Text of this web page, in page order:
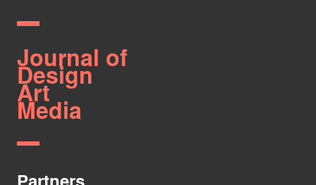
Journal of
Design
Art
Media